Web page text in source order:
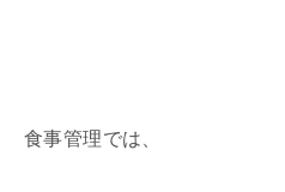
食事管理では、